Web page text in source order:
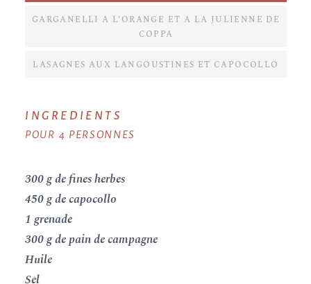
GARGANELLI A L’ORANGE ET A LA JULIENNE DE
COPPA
LASAGNES AUX LANGOUSTINES ET CAPOCOLLO
INGREDIENTS
POUR 4 PERSONNES
300 g de fines herbes
450 g de capocollo
1 grenade
300 g de pain de campagne
Huile
Sel